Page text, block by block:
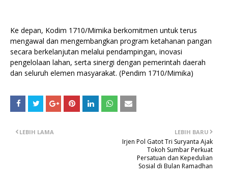
Ke depan, Kodim 1710/Mimika berkomitmen untuk terus
mengawal dan mengembangkan program ketahanan pangan
secara berkelanjutan melalui pendampingan, inovasi
pengelolaan lahan, serta sinergi dengan pemerintah daerah
dan seluruh elemen masyarakat. (Pendim 1710/Mimika)
LEBIH BARU
Irjen Pol Gatot Tri Suryanta Ajak
Tokoh Sumbar Perkuat
Persatuan dan Kepedulian
Sosial di Bulan Ramadhan
LEBIH LAMA